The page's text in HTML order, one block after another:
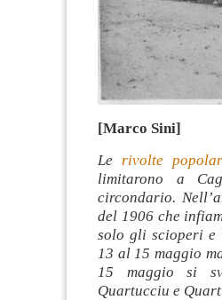
[Marco Sini]
Lerivolte
limitarono a
circondario.
del 1906 che
solo gli scioperi
13 al 15 maggio
15 maggio si
Quartucciu e